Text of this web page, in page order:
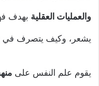
والعمليات العقلية بهدف
يشعر، وكيف يتصرف في
يقوم علم النفس على